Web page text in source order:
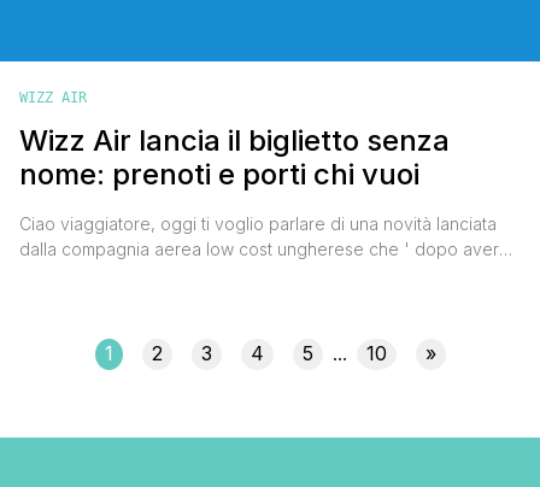
WIZZ AIR
Wizz Air lancia il biglietto senza
nome: prenoti e porti chi vuoi
Ciao viaggiatore, oggi ti voglio parlare di una novità lanciata
dalla compagnia aerea low cost ungherese che ' dopo aver
permetterà ai suoi [']
1 2 3 4 5 ... 10 »